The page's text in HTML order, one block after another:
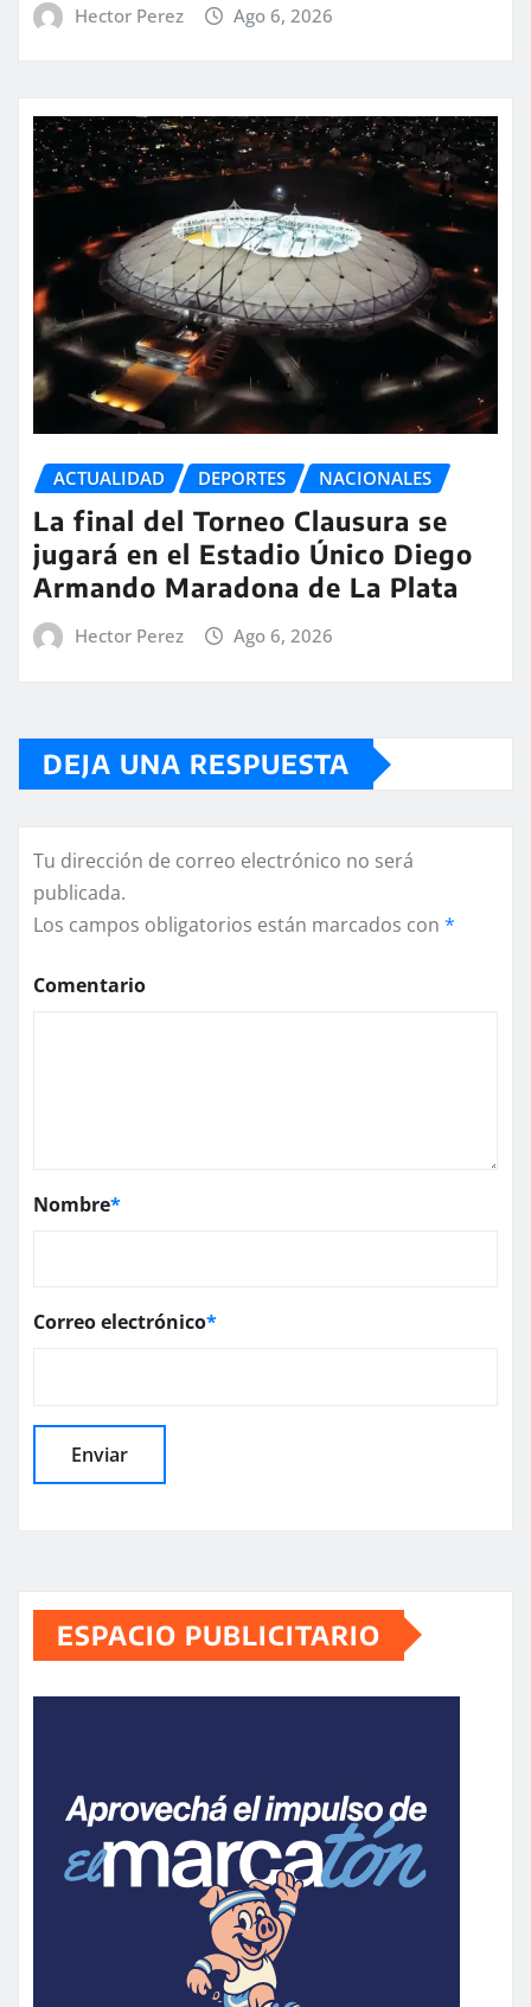
Hector Perez Ago 6, 2026
ACTUALIDAD DEPORTES NACIONALES
La final del Torneo Clausura se
jugará en el Estadio Único Diego
Armando Maradona de La Plata
Hector Perez Ago 6, 2026
DEJA UNA RESPUESTA
Tu dirección de correo electrónico no será
publicada.
Los campos obligatorios están marcados con *
Comentario
Nombre*
Correo electrónico*
ESPACIO PUBLICITARIO